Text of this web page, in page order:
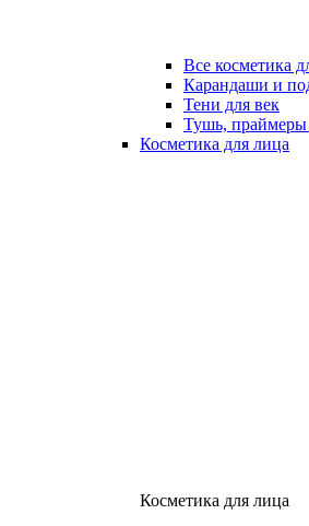
Все косметика
Карандаши и
Тени для век
Тушь, праймеры
Косметика для лица
Косметика для лица